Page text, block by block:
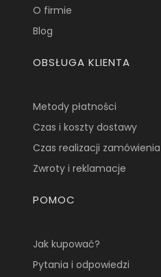
O firmie
Blog
OBSŁUGA KLIENTA
Metody płatności
Czas i koszty dostawy
Czas realizacji zamówienia
Zwroty i reklamacje
POMOC
Jak kupować?
Pytania i odpowiedzi